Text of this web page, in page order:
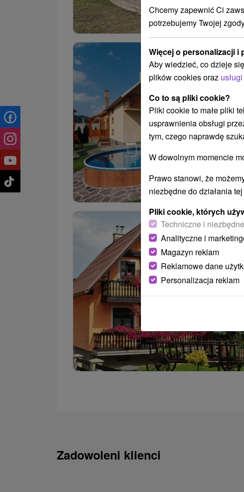
Zadowoleni klienci
Chcemy zapewnić Ci
potrzebujemy Twojej
Więcej o personalizacji i
Aby wiedzieć, co dzieje
plików cookies oraz
Co to są pliki cookie?
Pliki cookie to małe pliki
usprawnienia obsługi
tym, czego naprawdę
W dowolnym momencie
Prawo stanowi, że
niezbędne do działania
Pliki cookie, których
Techniczne i
Analityczne i
Magazyn reklam
Reklamowe dane
Personalizacja reklam